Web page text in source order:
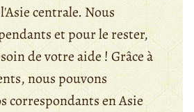
centrale. Nous
et pour le rester,
de votre aide ! Grâce à
nous pouvons
correspondants en Asie